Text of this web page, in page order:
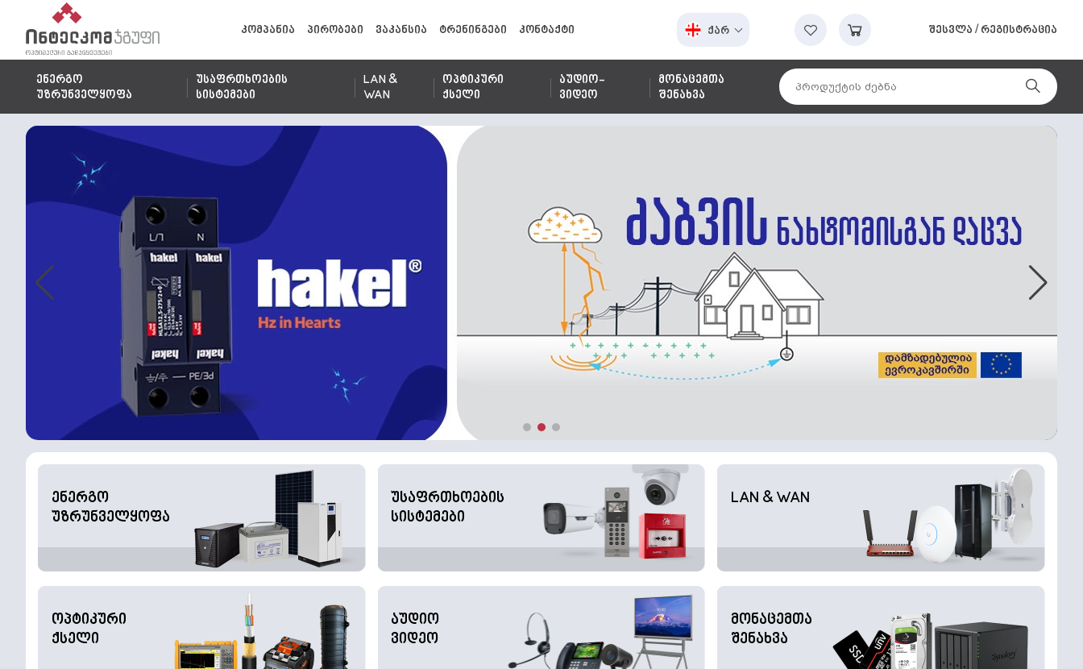
კომპანია პირობები ვაკანსია ტრენინგები კონტაქტი ქარ შესვლა / რეგისტრაცია
ენერგო
უზრუნველყოფა
უსაფრთხოების
სისტემები
LAN &
WAN
ოპტიკური
ქსელი
აუდიო-
ვიდეო
მონაცემთა
შენახვა
ენერგო
უზრუნველყოფა
უსაფრთხოების
სისტემები
LAN & WAN
ოპტიკური
ქსელი
აუდიო
ვიდეო
მონაცემთა
შენახვა